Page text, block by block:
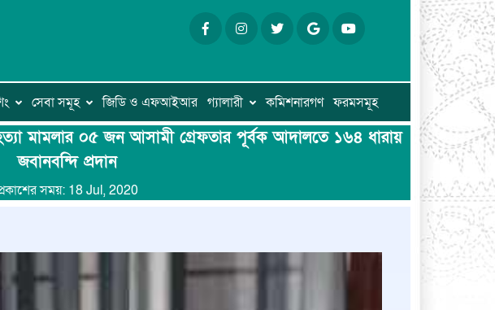
সেবা সমূহ জিডি ও এফআইআর গ্যালারী কমিশনারগণ ফরমসমূহ
মামলার ০৫ জন আসামী গ্রেফতার পূর্বক আদালতে ১৬৪ ধারায়
জবানবন্দি প্রদান
সময়: 18 Jul, 2020